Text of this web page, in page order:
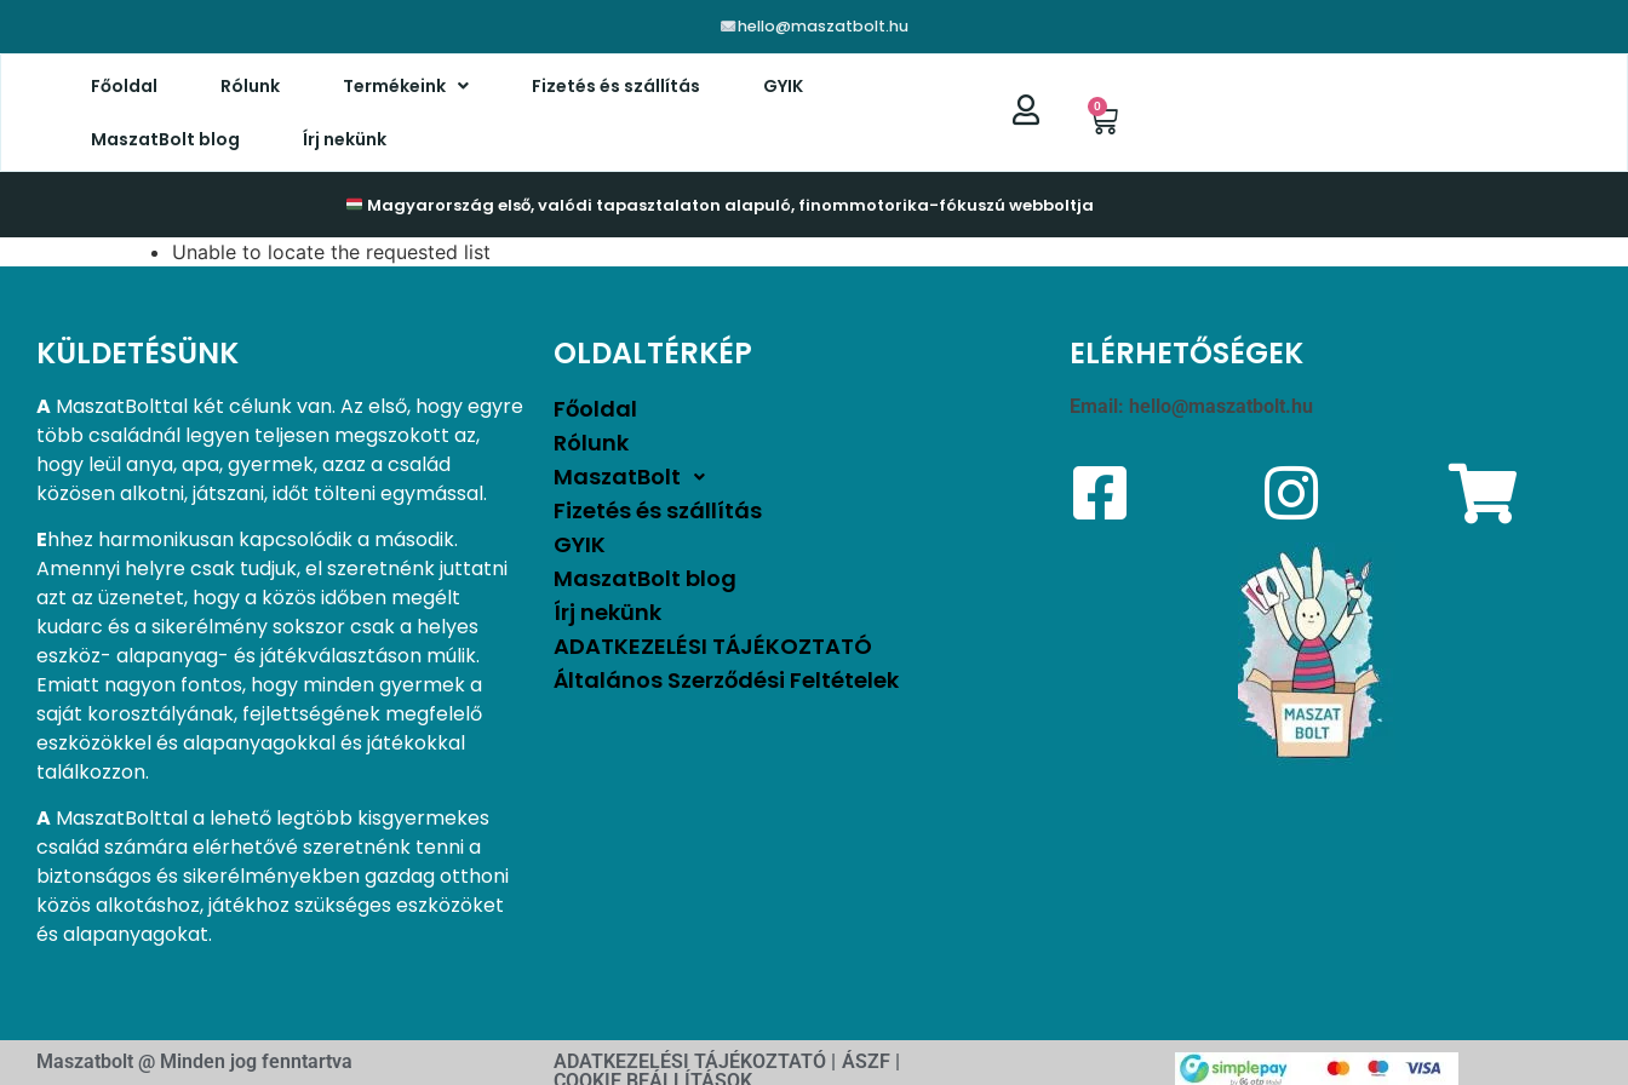
hello@maszatbolt.hu
Főoldal Rólunk Termékeink Fizetés és szállítás GYIK
MaszatBolt blog Írj nekünk
0
Magyarország első, valódi tapasztalaton alapuló, finommotorika-fókuszú webboltja
Unable to locate the requested list
KÜLDETÉSÜNK
A MaszatBolttal két célunk van. Az első, hogy egyre
több családnál legyen teljesen megszokott az,
hogy leül anya, apa, gyermek, azaz a család
közösen alkotni, játszani, időt tölteni egymással.
Ehhez harmonikusan kapcsolódik a második.
Amennyi helyre csak tudjuk, el szeretnénk juttatni
azt az üzenetet, hogy a közös időben megélt
kudarc és a sikerélmény sokszor csak a helyes
eszköz- alapanyag- és játékválasztáson múlik.
Emiatt nagyon fontos, hogy minden gyermek a
saját korosztályának, fejlettségének megfelelő
eszközökkel és alapanyagokkal és játékokkal
találkozzon.
A MaszatBolttal a lehető legtöbb kisgyermekes
család számára elérhetővé szeretnénk tenni a
biztonságos és sikerélményekben gazdag otthoni
közös alkotáshoz, játékhoz szükséges eszközöket
és alapanyagokat.
OLDALTÉRKÉP
Főoldal
Rólunk
MaszatBolt
Fizetés és szállítás
GYIK
MaszatBolt blog
Írj nekünk
ADATKEZELÉSI TÁJÉKOZTATÓ
Általános Szerződési Feltételek
ELÉRHETŐSÉGEK
Email: hello@maszatbolt.hu
Maszatbolt @ Minden jog fenntartva ADATKEZELÉSI TÁJÉKOZTATÓ | ÁSZF |